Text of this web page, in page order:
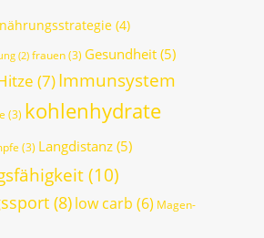
(4)
(2) frauen(3) Gesundheit (5)
(7)Immunsystem
(3) kohlenhydrate
(3) Langdistanz (5)
(10)
(8)low carb (6) Magen-